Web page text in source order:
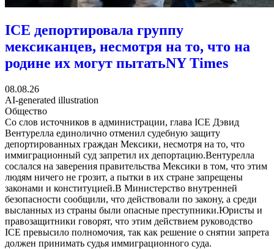
ICE депортировала группу
мексиканцев, несмотря на то, что на
родине их могут пытатьNY Times
08.08.26
AI-generated illustration
Общество
Со слов источников в администрации, глава ICE Дэвид
Вентурелла единолично отменил судебную защиту
депортированных граждан Мексики, несмотря на то, что
иммиграционный суд запретил их депортацию.Вентурелла
сослался на заверения правительства Мексики в том, что этим
людям ничего не грозит, а пытки в их стране запрещены
законами и конституцией.В Министерство внутренней
безопасности сообщили, что действовали по закону, а среди
высланных из страны были опасные преступники.Юристы и
правозащитники говорят, что этим действием руководство
ICE превысило полномочия, так как решение о снятии запрета
должен принимать судья иммиграционного суда.